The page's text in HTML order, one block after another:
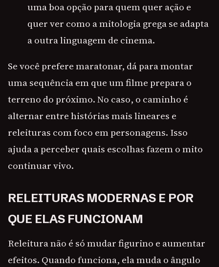
uma boa opção para quem quer ação e
quer ver como a mitologia grega se adapta
a outra linguagem de cinema.
Se você prefere maratonar, dá para montar
uma sequência em que um filme prepara o
terreno do próximo. No caso, o caminho é
alternar entre histórias mais lineares e
releituras com foco em personagens. Isso
ajuda a perceber quais escolhas fazem o mito
continuar vivo.
RELEITURAS MODERNAS E POR
QUE ELAS FUNCIONAM
Releitura não é só mudar figurino e aumentar
efeitos. Quando funciona, ela muda o ângulo